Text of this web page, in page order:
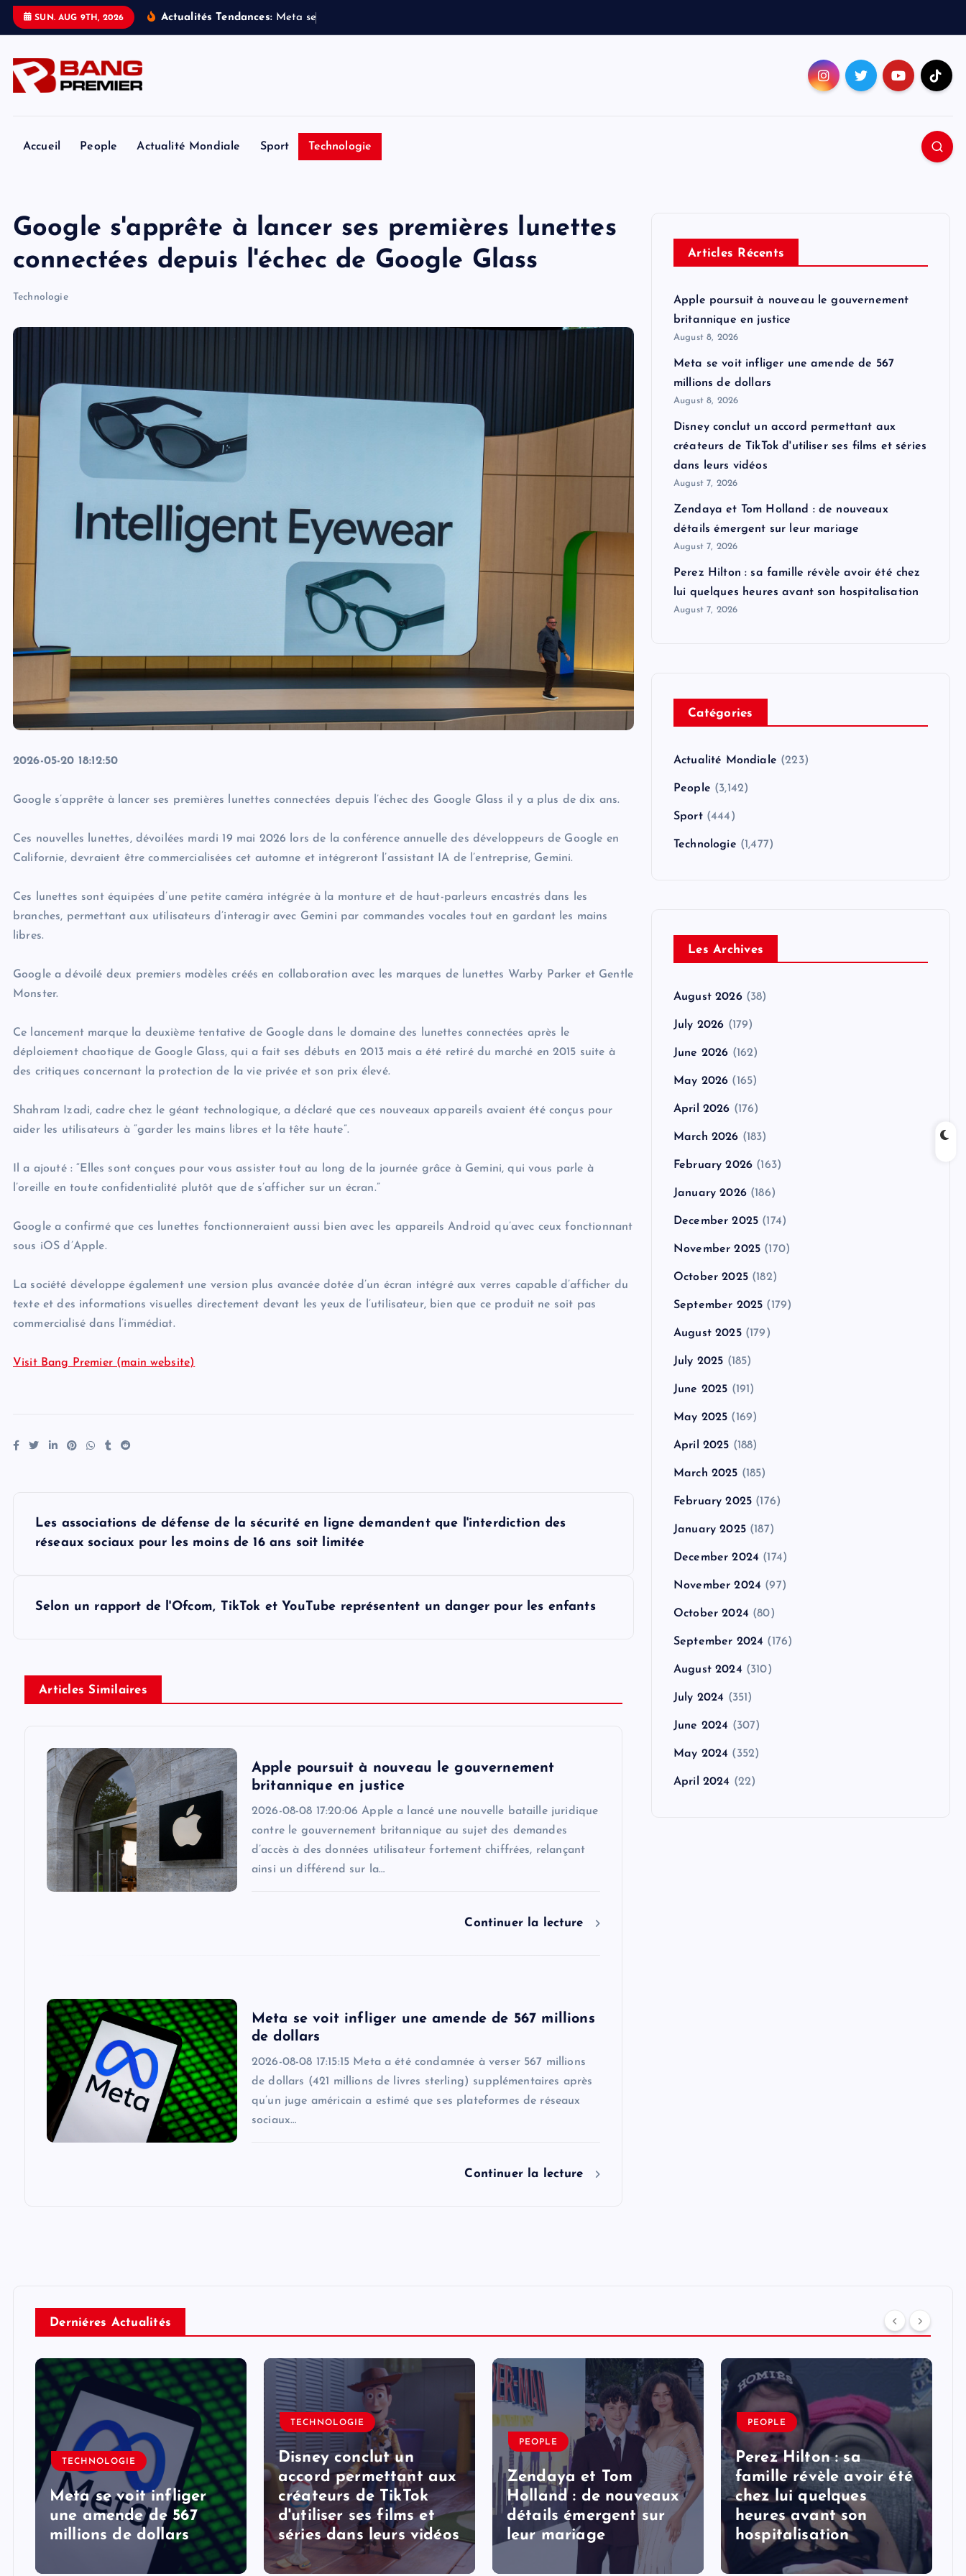
SUN. AUG 9TH, 2026 Actualités Tendances: Meta se
Accueil People Actualité Mondiale Sport Technologie
Google s'apprête à lancer ses premières lunettes
connectées depuis l'échec de Google Glass
Technologie
2026-05-20 18:12:50
Google s’apprête à lancer ses premières lunettes connectées depuis l’échec des Google Glass il y a plus de dix ans.
Ces nouvelles lunettes, dévoilées mardi 19 mai 2026 lors de la conférence annuelle des développeurs de Google en
Californie, devraient être commercialisées cet automne et intégreront l’assistant IA de l’entreprise, Gemini.
Ces lunettes sont équipées d’une petite caméra intégrée à la monture et de haut-parleurs encastrés dans les
branches, permettant aux utilisateurs d’interagir avec Gemini par commandes vocales tout en gardant les mains
libres.
Google a dévoilé deux premiers modèles créés en collaboration avec les marques de lunettes Warby Parker et Gentle
Monster.
Ce lancement marque la deuxième tentative de Google dans le domaine des lunettes connectées après le
déploiement chaotique de Google Glass, qui a fait ses débuts en 2013 mais a été retiré du marché en 2015 suite à
des critiques concernant la protection de la vie privée et son prix élevé.
Shahram Izadi, cadre chez le géant technologique, a déclaré que ces nouveaux appareils avaient été conçus pour
aider les utilisateurs à “garder les mains libres et la tête haute”.
Il a ajouté : “Elles sont conçues pour vous assister tout au long de la journée grâce à Gemini, qui vous parle à
l’oreille en toute confidentialité plutôt que de s’afficher sur un écran.”
Google a confirmé que ces lunettes fonctionneraient aussi bien avec les appareils Android qu’avec ceux fonctionnant
sous iOS d’Apple.
La société développe également une version plus avancée dotée d’un écran intégré aux verres capable d’afficher du
texte et des informations visuelles directement devant les yeux de l’utilisateur, bien que ce produit ne soit pas
commercialisé dans l’immédiat.
Visit Bang Premier (main website)
n
a
Les associations de défense de la sécurité en ligne demandent que l'interdiction des
réseaux sociaux pour les moins de 16 ans soit limitée
Selon un rapport de l'Ofcom, TikTok et YouTube représentent un danger pour les enfants
Articles Similaires
Apple poursuit à nouveau le gouvernement
britannique en justice
2026-08-08 17:20:06 Apple a lancé une nouvelle bataille juridique
contre le gouvernement britannique au sujet des demandes
d’accès à des données utilisateur fortement chiffrées, relançant
ainsi un différend sur la…
Continuer la lecture
Meta se voit infliger une amende de 567 millions
de dollars
2026-08-08 17:15:15 Meta a été condamnée à verser 567 millions
de dollars (421 millions de livres sterling) supplémentaires après
qu’un juge américain a estimé que ses plateformes de réseaux
sociaux…
Continuer la lecture
Articles Récents
Apple poursuit à nouveau le gouvernement
britannique en justice
August 8, 2026
Meta se voit infliger une amende de 567
millions de dollars
August 8, 2026
Disney conclut un accord permettant aux
créateurs de TikTok d'utiliser ses films et séries
dans leurs vidéos
August 7, 2026
Zendaya et Tom Holland : de nouveaux
détails émergent sur leur mariage
August 7, 2026
Perez Hilton : sa famille révèle avoir été chez
lui quelques heures avant son hospitalisation
August 7, 2026
Catégories
Actualité Mondiale (223)
People (3,142)
Sport(444)
Technologie (1,477)
Les Archives
August 2026(38)
July 2026 (179)
June 2026 (162)
May 2026 (165)
April 2026 (176)
March 2026 (183)
February 2026 (163)
January 2026(186)
December 2025 (174)
November 2025 (170)
October 2025(182)
September 2025 (179)
August 2025(179)
July 2025 (185)
June 2025 (191)
May 2025 (169)
April 2025 (188)
March 2025 (185)
February 2025 (176)
January 2025(187)
December 2024 (174)
November 2024 (97)
October 2024 (80)
September 2024 (176)
August 2024 (310)
July 2024 (351)
June 2024 (307)
May 2024 (352)
April 2024 (22)
Derniéres Actualités
TECHNOLOGIE
Meta se voit infliger
une amende de 567
millions de dollars
TECHNOLOGIE
Disney conclut un
accord permettant aux
créateurs de TikTok
d'utiliser ses films et
séries dans leurs vidéos
PEOPLE
Zendaya et Tom
Holland : de nouveaux
détails émergent sur
leur mariage
PEOPLE
Perez Hilton : sa
famille révèle avoir été
chez lui quelques
heures avant son
hospitalisation